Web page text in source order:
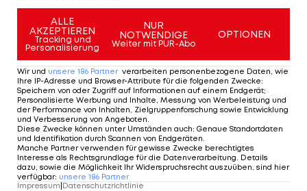
Sollte Dortmund die Champions League gewinnen
und die Liga auf Platz fünf beenden, dann würde
Deutschland sogar einen sechsten Startplatz
erhalten.
Hinspiel-Sieg! Dortmund
macht ersten Schritt ins
CL-Finale
Champions League
ALLE
AKZEPTIEREN
Tracking und
Personalisierung
NUR
NOTWENDIGE
Weiter mit PUR-Abo
OPTIONEN
Wir und unsere 186 Partner verarbeiten personenbezogene Daten, wie
Ihre IP-Adresse und Browser-Attribute für die folgenden Zwecke:
Speichern von oder Zugriff auf Informationen auf einem Endgerät;
Personalisierte Werbung und Inhalte, Messung von Werbeleistung und
der Performance von Inhalten, Zielgruppenforschung sowie Entwicklung
und Verbesserung von Angeboten.
Diese Zwecke können unter Umständen auch: Genaue Standortdaten
und Identifikation durch Scannen von Endgeräten.
Manche Partner verwenden für gewisse Zwecke berechtigtes
Interesse als Rechtsgrundlage für die Datenverarbeitung. Details
dazu, sowie die Möglichkeit Ihr Widerspruchsrecht auszuüben, sind hier
verfügbar: unsere 186 Partner
Impressum Datenschutzrichtlinie